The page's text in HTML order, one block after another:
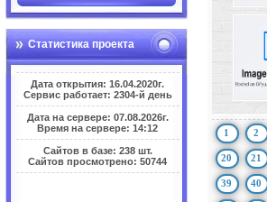
Статистика проекта
Дата открытия: 16.04.2020г.
Сервис работает: 2304-й день
Дата на сервере: 07.08.2026г.
Время на сервере: 14:12
Сайтов в базе: 238 шт.
Сайтов просмотрено: 50744
1 2
20 21
39 40